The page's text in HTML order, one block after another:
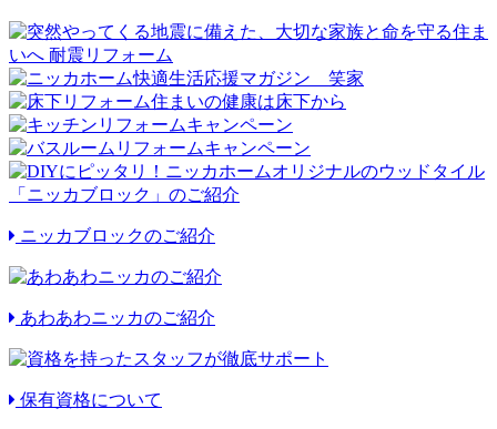
ニッカブロックのご紹介
あわあわニッカのご紹介
保有資格について